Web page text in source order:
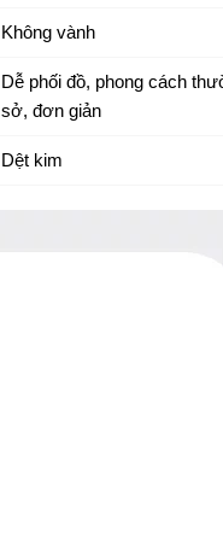
Không vành
Dễ phối đồ, phong cách
sở, đơn giản
Dệt kim